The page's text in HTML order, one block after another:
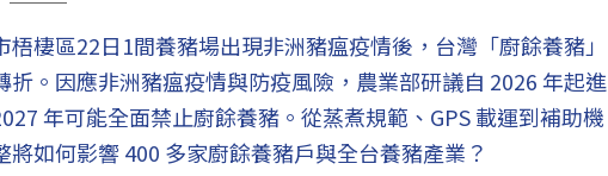
梧棲區22日1間養豬場出現非洲豬瘟疫情後，台灣「廚餘養豬」
折。因應非洲豬瘟疫情與防疫風險，農業部研議自 2026 年起進
年可能全面禁止廚餘養豬。從蒸煮規範、GPS 載運到補助機
將如何影響 400 多家廚餘養豬戶與全台養豬產業？